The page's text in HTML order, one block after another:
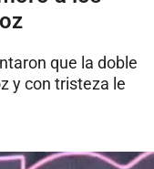
que la doble
y con tristeza le